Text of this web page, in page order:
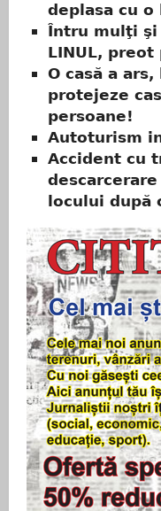
deplasa cu
Întru mulţi şi
LINUL,
O casă a
protejeze
persoane!
Autoturism
Accident cu
locului după